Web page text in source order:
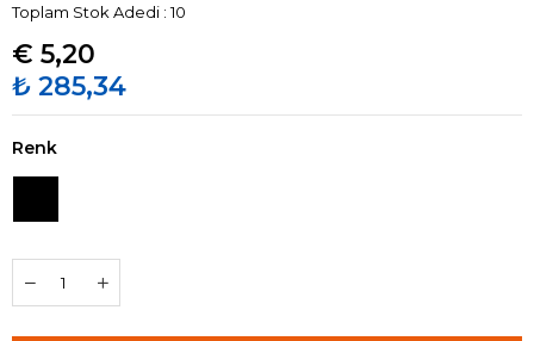
Toplam Stok Adedi : 10
€ 5,20
₺ 285,34
Renk